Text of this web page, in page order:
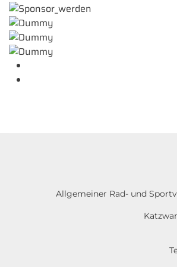
Allgemeiner Rad- und